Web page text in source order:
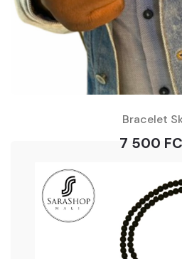
Bracelet
7 500